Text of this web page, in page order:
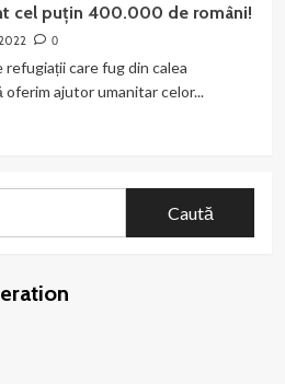
cel puțin 400.000 de români!
0
care fug din calea
oferim ajutor umanitar celor...